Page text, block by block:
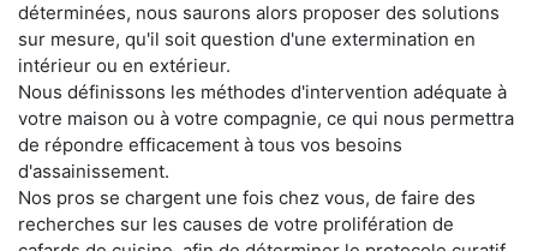
déterminées, nous saurons alors proposer des solutions
sur mesure, qu'il soit question d'une extermination en
intérieur ou en extérieur.
Nous définissons les méthodes d'intervention adéquate à
votre maison ou à votre compagnie, ce qui nous permettra
de répondre efficacement à tous vos besoins
d'assainissement.
Nos pros se chargent une fois chez vous, de faire des
recherches sur les causes de votre prolifération de